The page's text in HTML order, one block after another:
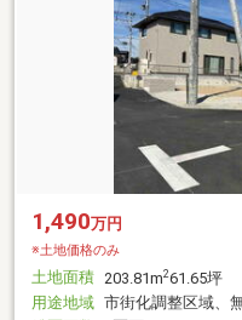
1,490万円
※土地価格のみ
土地面積 203.81m261.65坪
用途地域 市街化調整区域、